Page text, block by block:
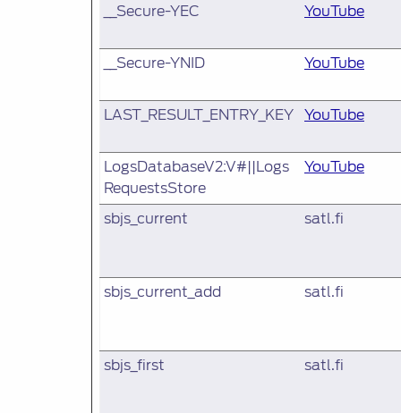
__Secure-YEC YouTube
__Secure-YNID YouTube
LAST_RESULT_ENTRY_KEY YouTube
LogsDatabaseV2:V#||Logs
RequestsStore
YouTube
sbjs_current satl.fi
sbjs_current_add satl.fi
sbjs_first satl.fi